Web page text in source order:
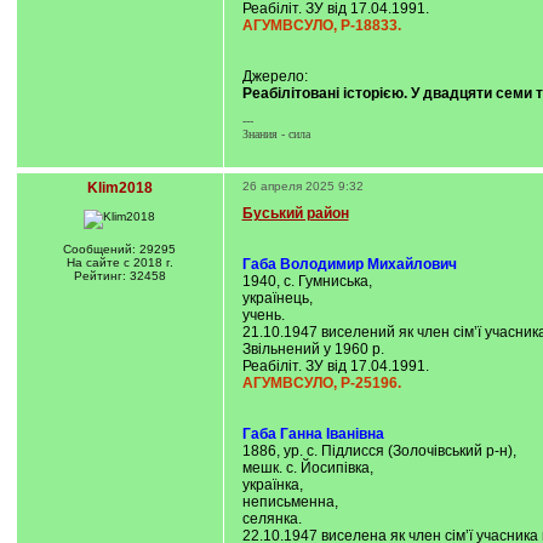
Реабіліт. ЗУ від 17.04.1991.
АГУМВСУЛО, Р-18833.
Джерело:
Реабілітовані історією. У двадцяти
---
Знания - сила
Klim2018
Сообщений: 29295
На сайте с 2018 г.
Рейтинг: 32458
26 апреля 2025 9:32
Буський район
Габа Володимир Михайлович
1940, с. Гумниська,
українець,
учень.
21.10.1947 виселений як член сім’ї
Звільнений у 1960 р.
Реабіліт. ЗУ від 17.04.1991.
АГУМВСУЛО, Р-25196.
Габа Ганна Іванівна
1886, ур. с. Підлисся (Золочівський р-н),
мешк. с. Йосипівка,
українка,
неписьменна,
селянка.
22.10.1947 виселена як член сім’ї